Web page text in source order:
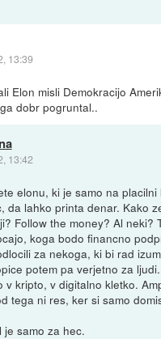
13:39
Elon misli Demokracijo
dobr pogruntal..
13:42
elonu, ki je samo na placilni
da lahko printa denar. Kako
Follow the money? Al neki?
koga bodo financno
za nekoga, ki bi rad
potem pa verjetno za
v kripto, v digitalno kletko.
tega ni res, ker si samo
je samo za hec.